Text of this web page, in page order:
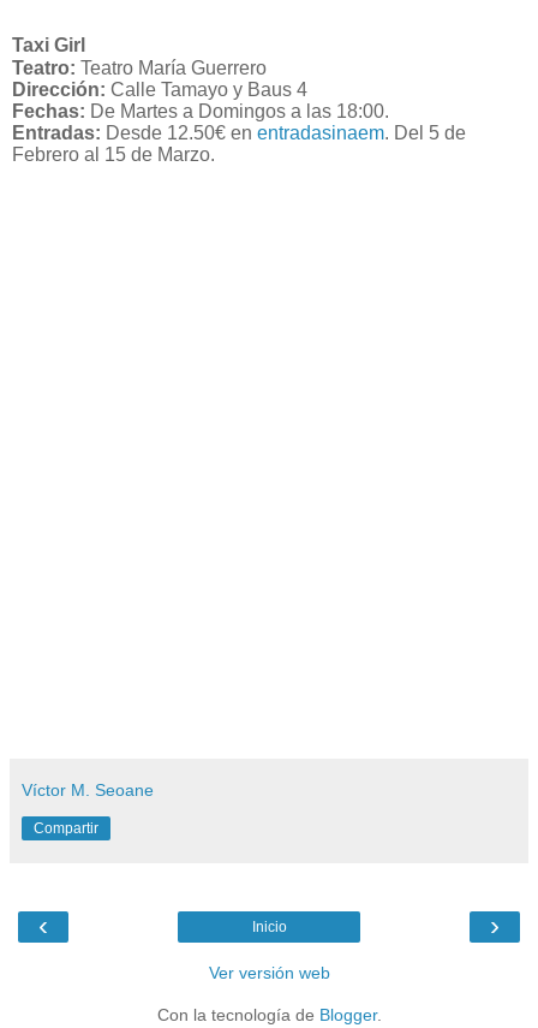
Taxi Girl
Teatro: Teatro María Guerrero
Dirección: Calle Tamayo y Baus 4
Fechas: De Martes a Domingos a las 18:00.
Entradas: Desde 12.50€ en entradasinaem. Del 5 de
Febrero al 15 de Marzo.
Víctor M. Seoane
Compartir
‹ ›
Inicio
Ver versión web
Con la tecnología de Blogger.